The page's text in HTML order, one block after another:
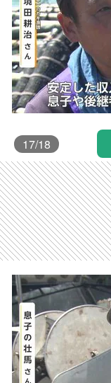
17/18